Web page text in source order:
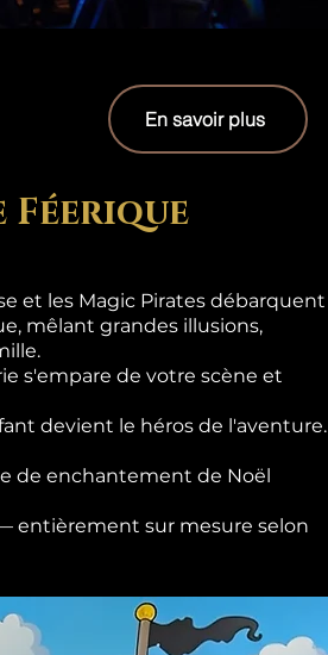
En savoir plus
Féerique
et les Magic Pirates débarquent
mêlant grandes illusions,
s'empare de votre scène et
devient le héros de l'aventure.
de enchantement de Noël
— entièrement sur mesure selon